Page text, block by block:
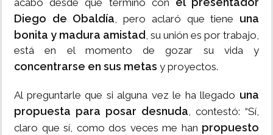
acabó desde que terminó con
Diego de Obaldía, pero aclaró que tiene una
bonita y madura amistad , su unión es por trabajo,
está en el momento de gozar su vida y
concentrarse en sus metas y proyectos.
Al preguntarle que si alguna vez le ha llegado una
propuesta para posar desnuda, contestó: “Sí,
claro que sí, como dos veces me han propuesto